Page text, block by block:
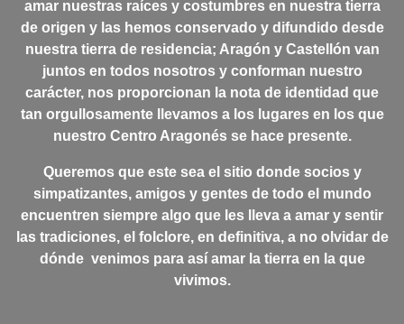
amar nuestras raíces y costumbres en nuestra tierra
de origen y las hemos conservado y difundido desde
nuestra tierra de residencia; Aragón y Castellón van
juntos en todos nosotros y conforman nuestro
carácter, nos proporcionan la nota de identidad que
tan orgullosamente llevamos a los lugares en los que
nuestro Centro Aragonés se hace presente.
Queremos que este sea el sitio donde socios y
simpatizantes, amigos y gentes de todo el mundo
encuentren siempre algo que les lleva a amar y sentir
las tradiciones, el folclore, en definitiva, a no olvidar de
dónde venimos para así amar la tierra en la que
vivimos.